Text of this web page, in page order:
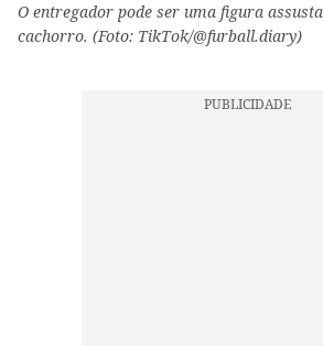
O entregador pode ser uma figura
cachorro. (Foto: TikTok/@furball.diary)